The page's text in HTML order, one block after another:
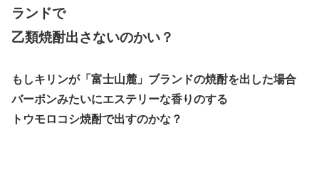
ランドで
乙類焼酎出さないのかい？
もしキリンが「富士山麓」ブランドの焼酎を出した場合
バーボンみたいにエステリーな香りのする
トウモロコシ焼酎で出すのかな？